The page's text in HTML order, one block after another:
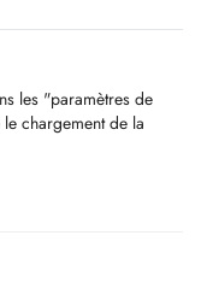
les "paramètres de
chargement de la